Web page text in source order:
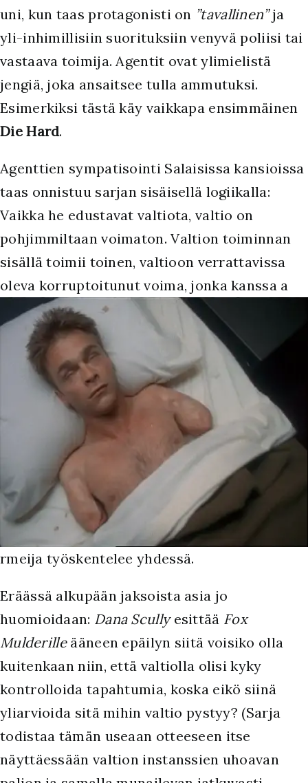
uni, kun taas protagonisti on ”tavallinen”ja
yli-inhimillisiin suorituksiin venyvä poliisi tai
vastaava toimija. Agentit ovat ylimielistä
jengiä, joka ansaitsee tulla ammutuksi.
Esimerkiksi tästä käy vaikkapa ensimmäinen
Die Hard.
Agenttien sympatisointi Salaisissa kansioissa
taas onnistuu sarjan sisäisellä logiikalla:
Vaikka he edustavat valtiota, valtio on
pohjimmiltaan voimaton. Valtion toiminnan
sisällä toimii toinen, valtioon verrattavissa
oleva korruptoitunut voima, jonka kanssa a
rmeija työskentelee yhdessä.
Eräässä alkupään jaksoista asia jo
huomioidaan: Dana Scullyesittää Fox
Mulderilleääneen epäilyn siitä voisiko olla
kuitenkaan niin, että valtiolla olisi kyky
kontrolloida tapahtumia, koska eikö siinä
yliarvioida sitä mihin valtio pystyy? (Sarja
todistaa tämän useaan otteeseen itse
näyttäessään valtion instanssien uhoavan